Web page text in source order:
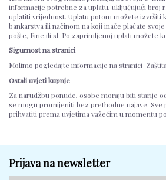
informacije potrebne za uplatu, uključujući broj
uplatiti vrijednost. Uplatu potom možete izvršiti
bankarstva ili načinom na koji inače plaćate
pošte, Fine ili sl. Po zaprimljenoj uplati možete
Sigurnost na stranici
Molimo pogledajte informacije na stranici
Ostali uvjeti kupnje
Za narudžbu ponude, osobe moraju biti starije
se mogu promijeniti bez prethodne najave. Sve
prihvatiti prema uvjetima važećim u momentu
Prijava na newsletter